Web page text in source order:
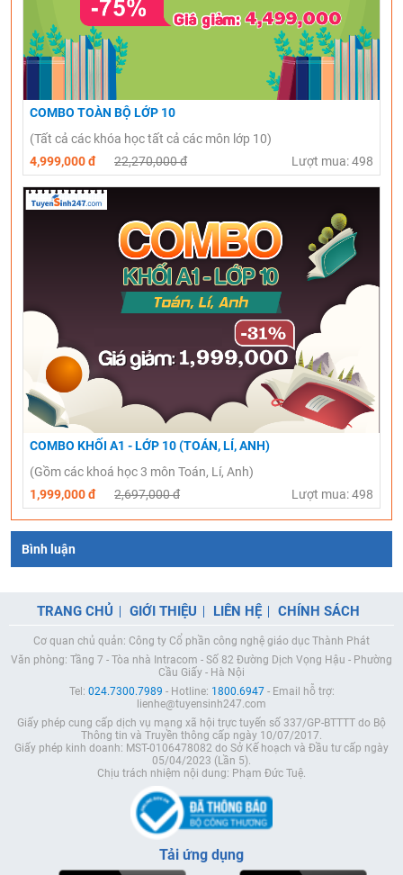
COMBO TOÀN BỘ LỚP 10
(Tất cả các khóa học tất cả các môn lớp 10)
4,999,000 đ
22,270,000 đ Lượt mua: 498
COMBO KHỐI A1 - LỚP 10 (TOÁN, LÍ, ANH)
(Gồm các khoá học 3 môn Toán, Lí, Anh)
1,999,000 đ
2,697,000 đ Lượt mua: 498
Bình luận
TRANG CHỦ GIỚI THIỆU LIÊN HỆ CHÍNH SÁCH
Cơ quan chủ quản: Công ty Cổ phần công nghệ giáo dục Thành Phát
Văn phòng: Tầng 7 - Tòa nhà Intracom - Số 82 Đường Dịch Vọng Hậu - Phường
Cầu Giấy - Hà Nội
Tel: 024.7300.7989 - Hotline: 1800.6947- Email hỗ trợ:
lienhe@tuyensinh247.com
Giấy phép cung cấp dịch vụ mạng xã hội trực tuyến số 337/GP-BTTTT do Bộ
Thông tin và Truyền thông cấp ngày 10/07/2017.
Giấy phép kinh doanh: MST-0106478082 do Sở Kế hoạch và Đầu tư cấp ngày
05/04/2023 (Lần 5).
Chịu trách nhiệm nội dung: Phạm Đức Tuệ.
Tải ứng dụng